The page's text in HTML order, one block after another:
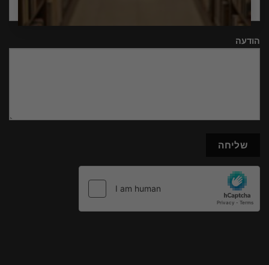
הודעה